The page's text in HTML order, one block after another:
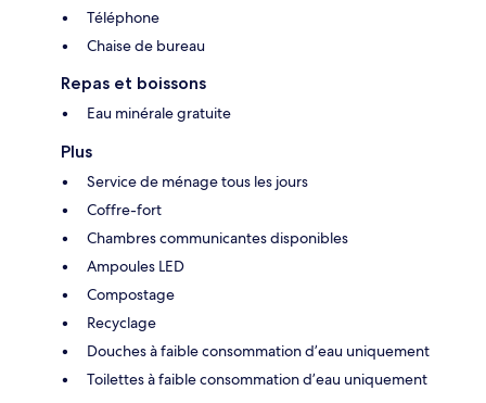
Téléphone
Chaise de bureau
Repas et boissons
Eau minérale gratuite
Plus
Service de ménage tous les jours
Coffre-fort
Chambres communicantes disponibles
Ampoules LED
Compostage
Recyclage
Douches à faible consommation d’eau uniquement
Toilettes à faible consommation d’eau uniquement